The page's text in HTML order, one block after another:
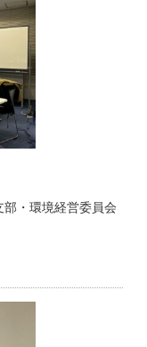
・環境経営委員会